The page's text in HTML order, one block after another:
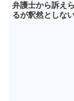
弁護士から訴え
るが釈然としな